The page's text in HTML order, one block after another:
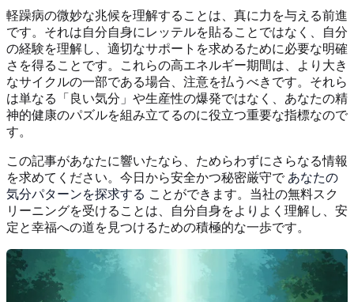
軽躁病の微妙な兆候を理解することは、真に力を与える前進
です。それは自分自身にレッテルを貼ることではなく、自分
の経験を理解し、適切なサポートを求めるために必要な明確
さを得ることです。これらの高エネルギー期間は、より大き
なサイクルの一部である場合、注意を払うべきです。それら
は単なる「良い気分」や生産性の爆発ではなく、あなたの精
神的健康のパズルを組み立てるのに役立つ重要な指標なので
す。
この記事があなたに響いたなら、ためらわずにさらなる情報
を求めてください。今日から安全かつ秘密厳守で あなたの
気分パターンを探求する ことができます。当社の無料スク
リーニングを受けることは、自分自身をよりよく理解し、安
定と幸福への道を見つけるための積極的な一歩です。